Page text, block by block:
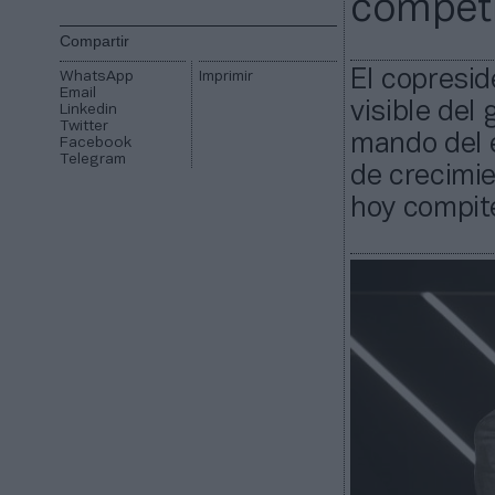
Compartir
WhatsApp
Email
Linkedin
Twitter
Facebook
Telegram
Imprimir
El
visible del
mando del
de
hoy